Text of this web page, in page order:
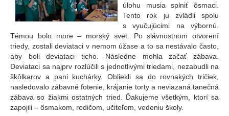
úlohu musia splniť ôsmaci.
Tento rok ju zvládli spolu
s vyučujúcimi na výbornú.
Témou bolo more – morský svet. Po slávnostnom otvorení
triedy, zostali deviataci v nemom úžase a to sa nestávalo často,
aby boli deviataci ticho. Následne mohla začať zábava.
Deviataci sa najprv rozlúčili s jednotlivými triedami, nezabudli na
škôlkarov a pani kuchárky. Obliekli sa do rovnakých tričiek,
nasledovalo zábavné fotenie, krájanie torty a neviazaná tanečná
zábava so žiakmi ostatných tried. Ďakujeme všetkým, ktorí sa
zapojili – ôsmakom, rodičom, učiteľom, vedeniu školy.